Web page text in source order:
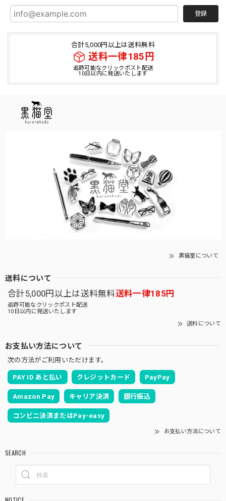
登録
合計5,000円以上は送料無料
送料一律185円
追跡可能なクリックポスト配送
10日以内に発送いたします
黒猫堂について
送料について
合計5,000円以上は送料無料送料一律185円
追跡可能なクリックポスト配送
10日以内に発送いたします
送料について
お支払い方法について
次の方法がご利用いただけます。
PAY ID あと払い クレジットカード PayPay
Amazon Pay キャリア決済 銀行振込
コンビニ決済またはPay-easy
お支払い方法について
SEARCH